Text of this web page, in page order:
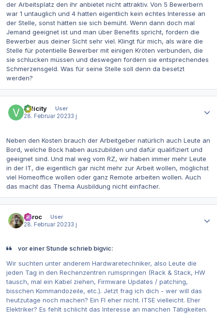
der Arbeitsplatz den ihr anbietet nicht attraktiv. Von 5 Bewerbern
war 1 untauglich und 4 hatten eigentlich kein echtes Interesse an
der Stelle, sonst hätten sie sich bemüht. Wenn dann doch mal
Jemand geeignet ist und man über Benefits spricht, fordern die
Bewerber aus deiner Sicht sehr viel. Klingt für mich, als wäre die
Stelle für potentielle Bewerber mit einigen Kröten verbunden, die
sie schlucken müssen und deswegen fordern sie entsprechendes
Schmerzensgeld. Was für seine Stelle soll denn da besetzt
werden?
Velicity
User
28. Februar 20233 j
Neben den Kosten brauch der Arbeitgeber natürlich auch Leute an
Bord, welche Bock haben auszubilden und dafür qualifiziert und
geeignet sind. Und mal weg vom RZ, wir haben immer mehr Leute
in der IT, die eigentlich gar nicht mehr zur Arbeit wollen, möglichst
viel Homeoffice wollen oder ganz Remote arbeiten wollen. Auch
das macht das Thema Ausbildung nicht einfacher.
Zaroc
User
28. Februar 20233 j
vor einer Stunde schrieb bigvic:
Wir suchten unter anderem Hardwaretechniker, also Leute die
jeden Tag in den Rechenzentren rumspringen (Rack & Stack, HW
tausch, mal ein Kabel ziehen, Firmware Updates / patching,
bisschen Kommandozeile, etc.). Jetzt frag ich dich - wer will das
heutzutage noch machen? Ein FI eher nicht. ITSE vielleicht. Eher
Elektriker? Es fehlt schlicht das Interesse an manchen Tätigkeiten.